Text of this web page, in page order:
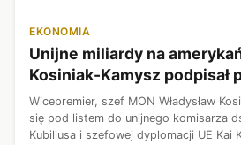
EKONOMIA
Unijne miliardy na
Kosiniak-Kamysz podpisał
Wicepremier, szef MON Władysław
się pod listem do unijnego komisarza
Kubiliusa i szefowej dyplomacji UE Kai